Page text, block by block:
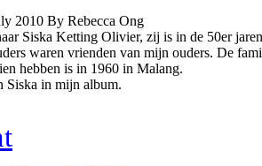
2010 By Rebecca Ong
Siska Ketting Olivier, zij is in de 50er
waren vrienden van mijn ouders. De
hebben is in 1960 in Malang.
Siska in mijn album.